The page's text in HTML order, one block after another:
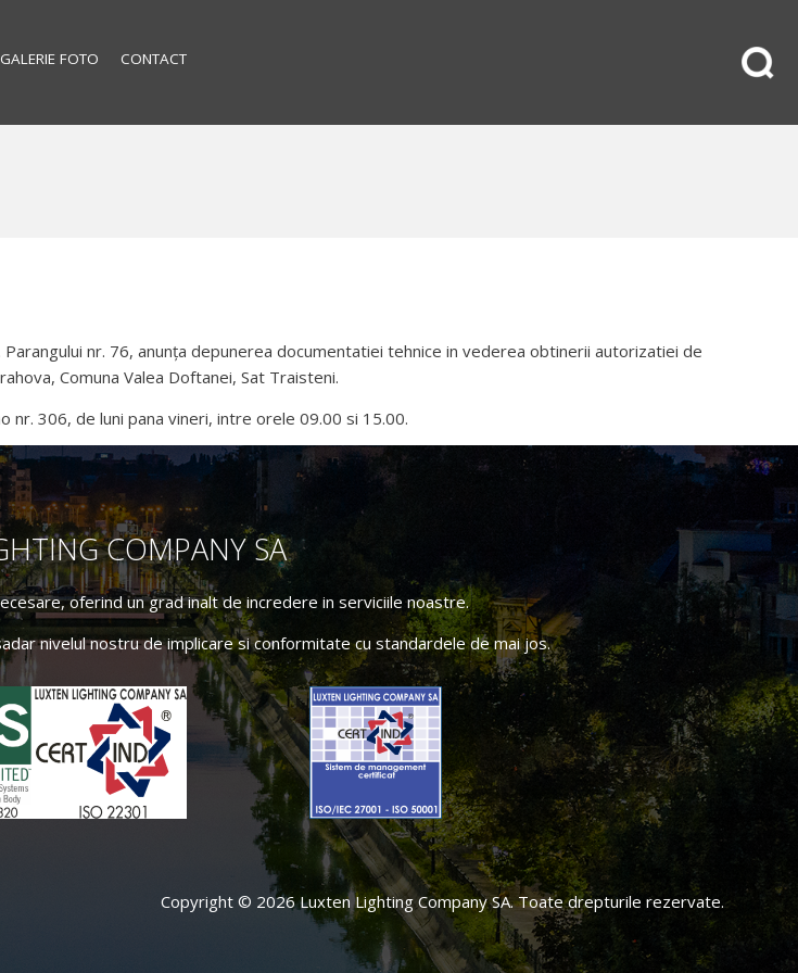
GALERIE FOTO CONTACT
nr. 76, anunța depunerea documentatiei tehnice in vederea obtinerii autorizatiei de
Comuna Valea Doftanei, Sat Traisteni.
nr. 306, de luni pana vineri, intre orele 09.00 si 15.00.
COMPANY SA
oferind un grad inalt de incredere in serviciile noastre.
nivelul nostru de implicare si conformitate cu standardele de mai jos.
Copyright © 2026 Luxten Lighting Company SA. Toate drepturile rezervate.